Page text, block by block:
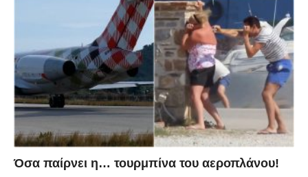
Όσα παίρνει η… τουρμπίνα του αεροπλάνου!